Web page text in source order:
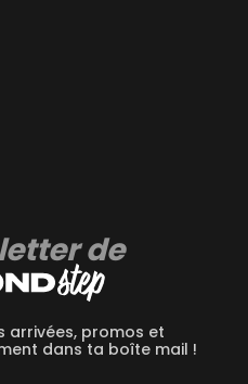
de
arrivées, promos et
dans ta boîte mail !